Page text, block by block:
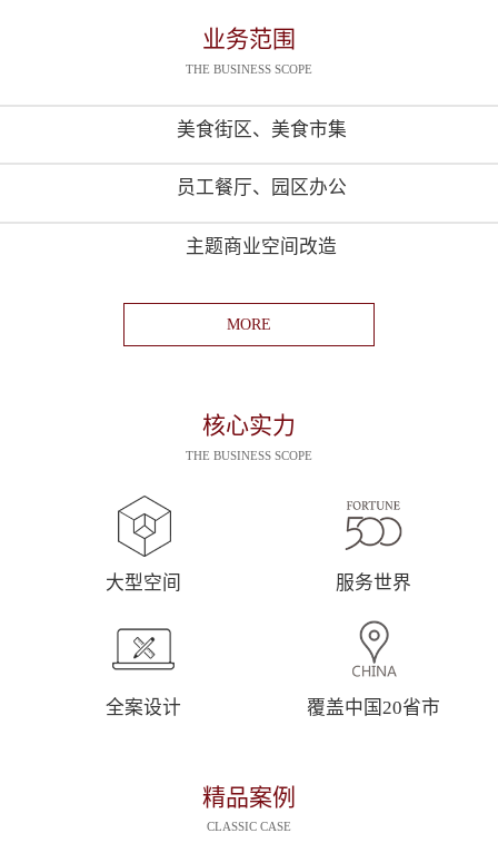
业务范围
THE BUSINESS SCOPE
美食街区、美食市集
员工餐厅、园区办公
主题商业空间改造
MORE
核心实力
THE BUSINESS SCOPE
大型空间 服务世界
全案设计 覆盖中国20省市
精品案例
CLASSIC CASE